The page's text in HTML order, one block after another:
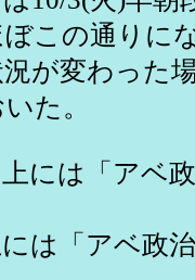
この通りに
が変わった
た。
には「アベ
は「アベ政